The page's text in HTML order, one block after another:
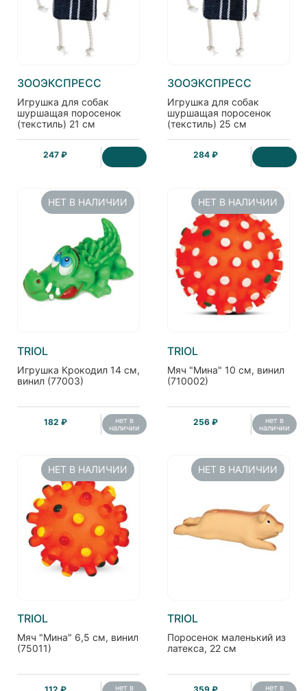
ЗООЭКСПРЕСС
Игрушка для собак
шуршащая поросенок
(текстиль) 21 см
247 ₽
ЗООЭКСПРЕСС
Игрушка для собак
шуршащая поросенок
(текстиль) 25 см
284 ₽
НЕТ В НАЛИЧИИ
TRIOL
Игрушка Крокодил 14 см,
винил (77003)
182 ₽ нет в
наличии
НЕТ В НАЛИЧИИ
TRIOL
Мяч "Мина" 10 см, винил
(710002)
256 ₽ нет в
наличии
НЕТ В НАЛИЧИИ
TRIOL
Мяч "Мина" 6,5 см, винил
(75011)
нет в
НЕТ В НАЛИЧИИ
TRIOL
Поросенок маленький из
латекса, 22 см
нет в